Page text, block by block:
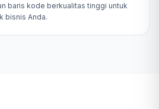
baris kode berkualitas tinggi untuk
bisnis Anda.